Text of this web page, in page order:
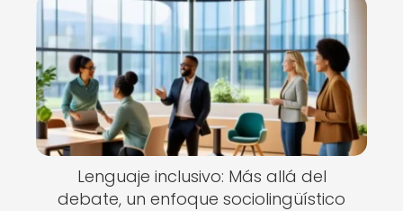
Lenguaje inclusivo: Más allá del
debate, un enfoque sociolingüístico